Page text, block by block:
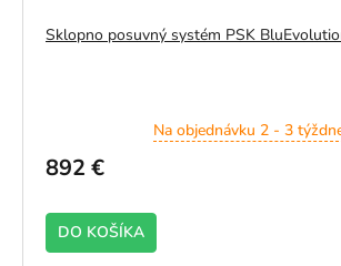
Sklopno posuvný systém PSK
Na objednávku 2 - 3
892 €
DO KOŠÍKA